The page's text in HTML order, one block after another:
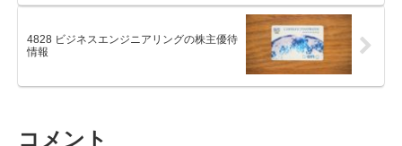
4828 ビジネスエンジニアリングの株主優待
情報
コメント